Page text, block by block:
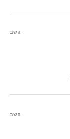
השב
השב